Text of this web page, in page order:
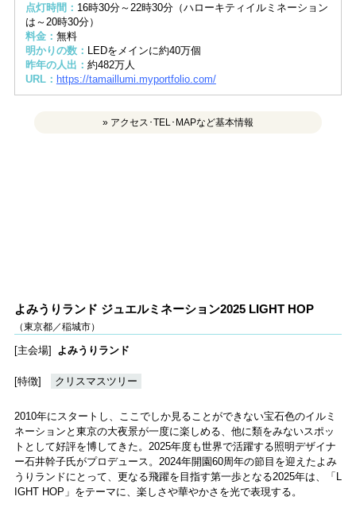
点灯時間： 16時30分～22時30分（ハローキティイルミネーション
は～20時30分）
料金： 無料
明かりの数： LEDをメインに約40万個
昨年の人出： 約482万人
URL： https://tamaillumi.myportfolio.com/
» アクセス･TEL･MAPなど基本情報
よみうりランド ジュエルミネーション2025 LIGHT HOP
（東京都／稲城市）
[主会場] よみうりランド
[特徴] クリスマスツリー
2010年にスタートし、ここでしか見ることができない宝石色のイルミ
ネーションと東京の大夜景が一度に楽しめる、他に類をみないスポッ
トとして好評を博してきた。2025年度も世界で活躍する照明デザイナ
ー石井幹子氏がプロデュース。2024年開園60周年の節目を迎えたよみ
うりランドにとって、更なる飛躍を目指す第一歩となる2025年は、「L
IGHT HOP」をテーマに、楽しさや華やかさを光で表現する。